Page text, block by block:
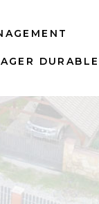
DURABLE